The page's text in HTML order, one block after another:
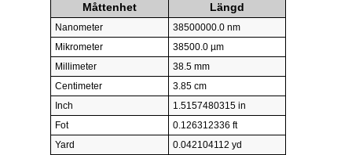
Måttenhet Längd
Nanometer
38500000.0 nm
Mikrometer
38500.0 µm
Millimeter
38.5 mm
Centimeter
3.85 cm
Inch
1.5157480315 in
Fot
0.126312336 ft
Yard
0.042104112 yd